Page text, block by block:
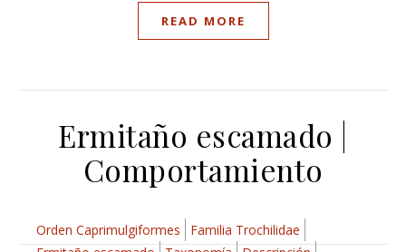
READ MORE
Ermitaño escamado |
Comportamiento
Orden Caprimulgiformes
Familia Trochilidae